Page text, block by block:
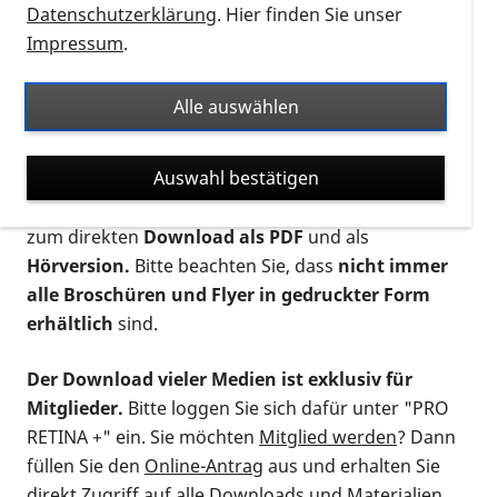
Auf dieser Seite finden Sie sämtliches Infomaterial
Ort. Nutzen Sie den Formatfilter, um ausschließlich
nach Flyern und Broschüren, Audios oder Videos zu
suchen. Die meisten Flyer und Broschüren werden in
verschiedenen Formaten angeboten: zur
postalischen Bestellung als gedruckte Variante
zum direktenDownload als PDFund als
Hörversion. Bitte beachten Sie, dass nicht immer
alle Broschüren und Flyer in gedruckter Form
erhältlich sind.
Der Download vieler Medien ist exklusiv für
Mitglieder. Bitte loggen Sie sich dafür unter "PRO
RETINA +" ein. Sie möchten Mitglied werden? Dann
füllen Sie den Online-Antrag aus und erhalten Sie
Datenschutzerklärung. Hier finden Sie unser
Impressum.
Alle auswählen
Auswahl bestätigen